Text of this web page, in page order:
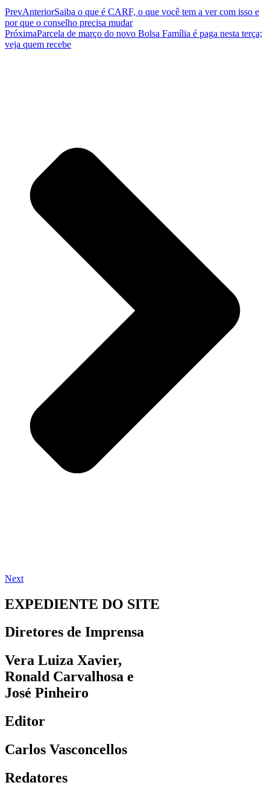
PrevAnteriorSaiba o que é CARF, o que você tem a ver com isso e
por que o conselho precisa mudar
PróximaParcela de março do novo Bolsa Família é paga nesta terça;
veja quem recebe
Next
EXPEDIENTE DO SITE
Diretores de Imprensa
Vera Luiza Xavier,
Ronald Carvalhosa e
José Pinheiro
Editor
Carlos Vasconcellos
Redatores